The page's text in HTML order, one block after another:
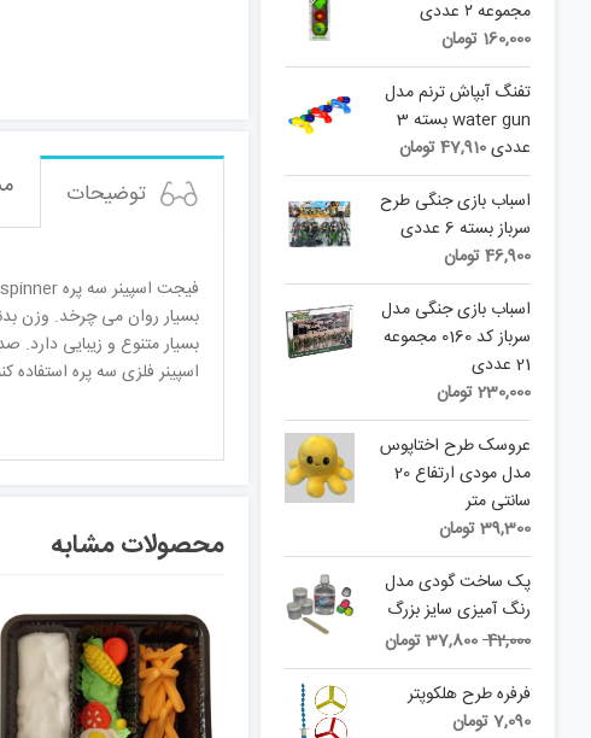
توضیحات
بسیار متنوع و زیبایی دارد.
اسپینر فلزی سه پره استفاده کنند و تنها
محصولات مشابه
2,250,000 تومان.
مجموعه ۲ عددی
160,000 تومان
تفنگ آبپاش ترنم مدل
water gun بسته 3
عددی47,910تومان
اسباب بازی جنگی طرح
سرباز بسته 6 عددی
46,900تومان
اسباب بازی جنگی مدل
سرباز کد 0160 مجموعه
21 عددی
230,000تومان
عروسک طرح اختاپوس
مدل مودی ارتفاع 20
سانتی متر
39,300تومان
پک ساخت گودی مدل
رنگ آمیزی سایز بزرگ
42,000
Original
price
was:
42,000 تومان.
37,800تومان Current
price
37,800 تومان.
فرفره طرح هلکوپتر
7,090تومان